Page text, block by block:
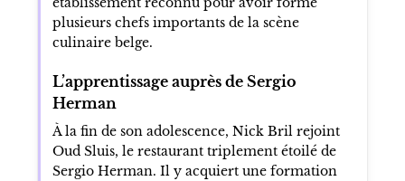
plusieurs chefs importants de la scène
culinaire belge.
L’apprentissage auprès de Sergio
Herman
À la fin de son adolescence, Nick Bril rejoint
Oud Sluis, le restaurant triplement étoilé de
Sergio Herman. Il y acquiert une formation